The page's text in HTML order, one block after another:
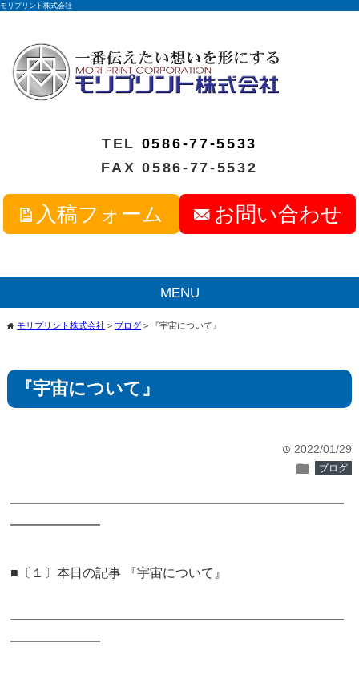
モリプリント株式会社
TEL 0586-77-5533
FAX 0586-77-5532
入稿フォーム お問い合わせ
MENU
homeモリプリント株式会社 > ブログ > 『宇宙について』
『宇宙について』
time 2022/01/29
folder ブログ
━━━━━━━━━━━━━━━━━━━━━━━━━━
━━━━━━━
■〔１〕本日の記事 『宇宙について』
━━━━━━━━━━━━━━━━━━━━━━━━━━
━━━━━━━